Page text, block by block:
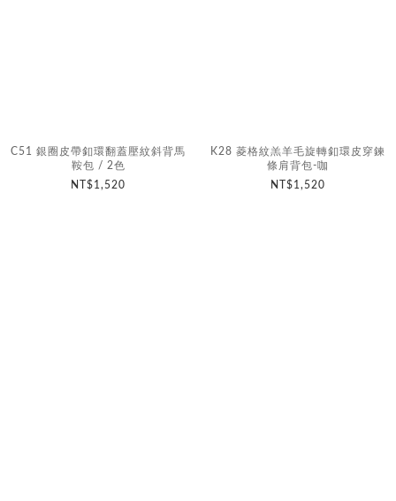
C51 銀圈皮帶釦環翻蓋壓紋斜背馬
鞍包 / 2色
NT$1,520
K28 菱格紋羔羊毛旋轉釦環皮穿鍊
條肩背包-咖
NT$1,520